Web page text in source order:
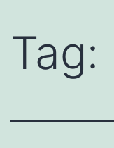
Tag: